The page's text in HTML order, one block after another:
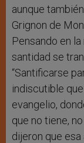
aunque
Grignon de
Pensando en
santidad se
“Santificarse
indiscutible
evangelio,
que no tiene,
dijeron que